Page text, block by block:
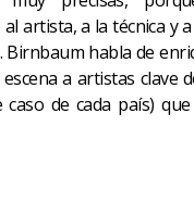
artista, a la técnica y
Birnbaum habla de
a artistas clave
de cada país)